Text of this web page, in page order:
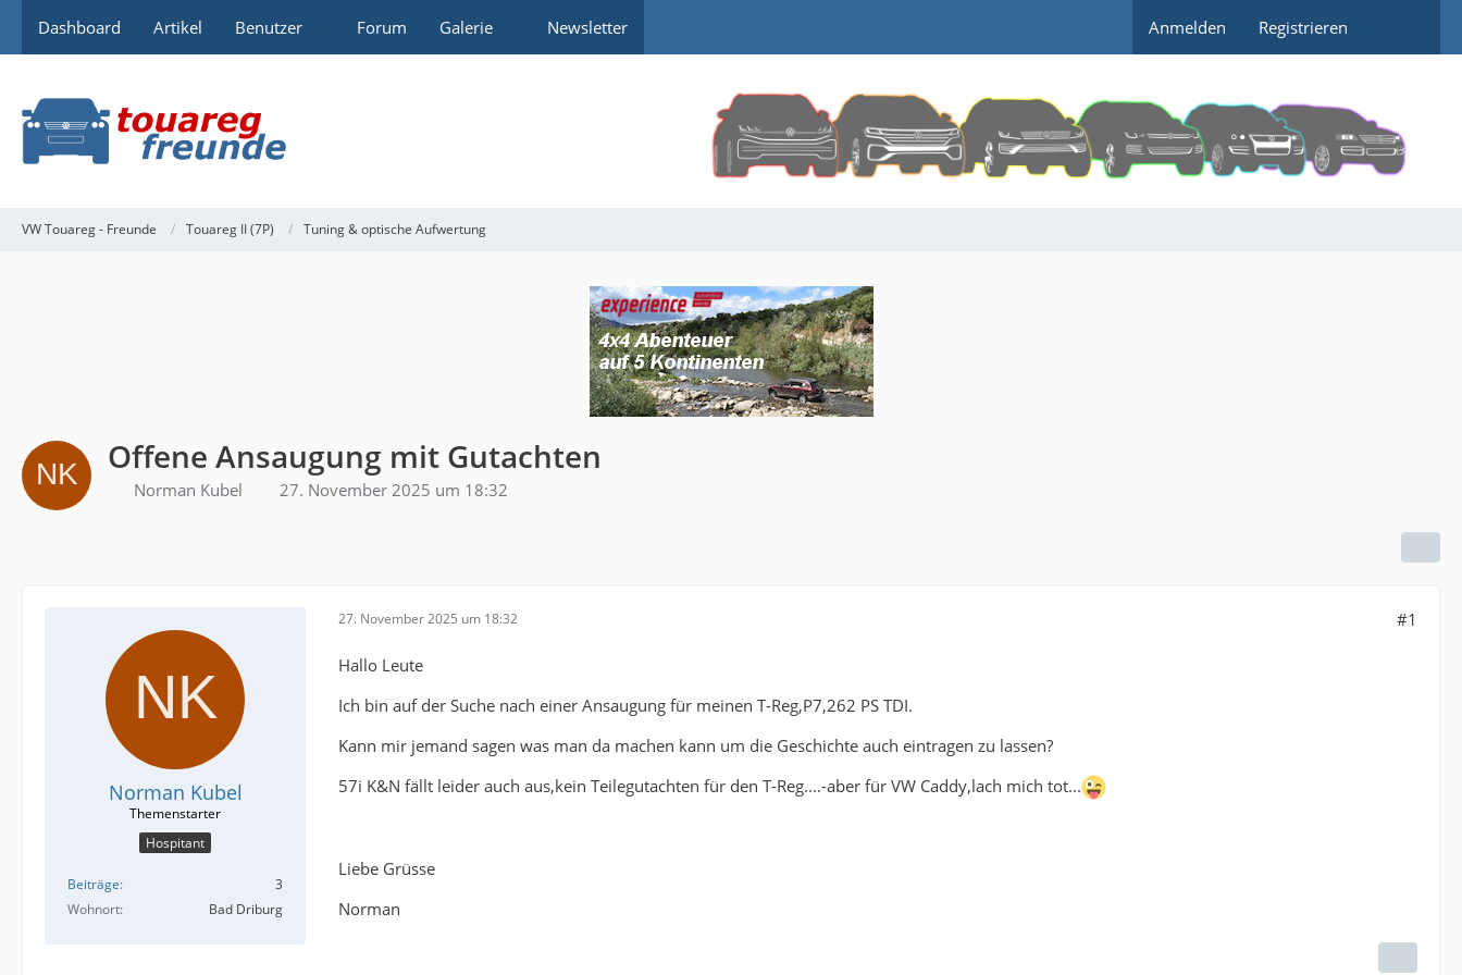
Dashboard Artikel Benutzer Forum Galerie Newsletter Anmelden Registrieren
VW Touareg - Freunde Touareg II (7P) Tuning & optische Aufwertung
Offene Ansaugung mit Gutachten
Norman Kubel 27. November 2025 um 18:32
Norman Kubel
Hospitant
Beiträge
3
Wohnort
Bad Driburg
27. November 2025 um 18:32 #1
Hallo Leute
Ich bin auf der Suche nach einer Ansaugung für meinen T-Reg,P7,262 PS TDI.
Kann mir jemand sagen was man da machen kann um die Geschichte auch eintragen zu lassen?
57i K&N fällt leider auch aus,kein Teilegutachten für den T-Reg....-aber für VW Caddy,lach mich tot...
Liebe Grüsse
Norman